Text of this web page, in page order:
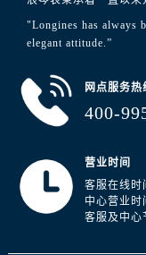
"Longines has always
elegant attitude.”
网点服务热
400-
营业时间
客服在线时
中心营业时
客服及中心